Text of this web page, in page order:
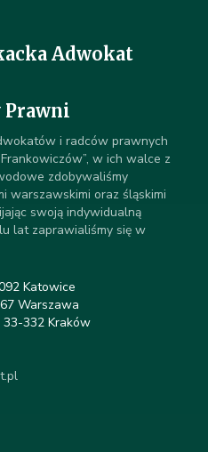
Adwokat
Prawni
i radców prawnych
w ich walce z
zdobywaliśmy
warszawskimi oraz śląskimi
swoją indywidualną
lat zaprawialiśmy się w
Katowice
Warszawa
33-332 Kraków